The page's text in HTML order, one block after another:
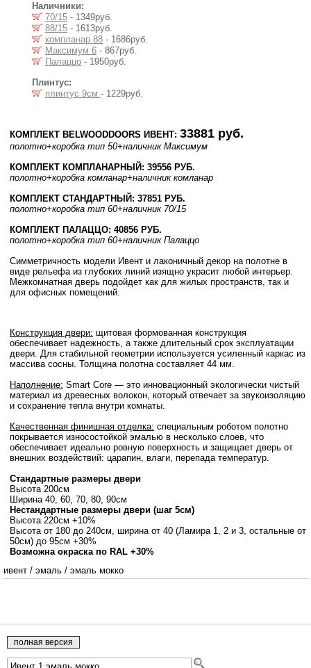
Наличники:
70/15 - 1349руб.
88/15 - 1613руб.
компланар 88 - 1686руб.
Максимум 6 - 867руб.
Палаццо - 1950руб.
Плинтус:
плинтус 9см - 1229руб.
КОМПЛЕКТ BELWOODDOORS ИВЕНТ: 33881 руб.
полотно+коробка тип 50+наличник Максимум
КОМПЛЕКТ КОМПЛАНАРНЫЙ: 39556 РУБ.
полотно+коробка комланар+наличник комланар
КОМПЛЕКТ СТАНДАРТНЫЙ: 37851 РУБ.
полотно+коробка тип 60+наличник 70/15
КОМПЛЕКТ ПАЛАЦЦО: 40856 РУБ.
полотно+коробка тип 60+наличник Палаццо
Симметричность модели Ивент и лаконичный декор на полотне в
виде рельефа из глубоких линий изящно украсит любой интерьер.
Межкомнатная дверь подойдет как для жилых пространств, так и
для офисных помещений.
Конструкция двери: щитовая формованная конструкция
обеспечивает надежность, а также длительный срок эксплуатации
двери. Для стабильной геометрии используется усиленный каркас из
массива сосны. Толщина полотна составляет 44 мм.
Наполнение: Smart Core — это инновационный экологически чистый
материал из древесных волокон, который отвечает за звукоизоляцию
и сохранение тепла внутри комнаты.
Качественная финишная отделка: специальным роботом полотно
покрывается износостойкой эмалью в несколько слоев, что
обеспечивает идеально ровную поверхность и защищает дверь от
внешних воздействий: царапин, влаги, перепада температур.
Стандартные размеры двери
Высота 200см
Ширина 40, 60, 70, 80, 90см
Нестандартные размеры двери (шаг 5см)
Высота 220см +10%
Высота от 180 до 240см, ширина от 40 (Ламира 1, 2 и 3, остальные от
50см) до 95см +30%
Возможна окраска по RAL +30%
ивент / эмаль / эмаль мокко